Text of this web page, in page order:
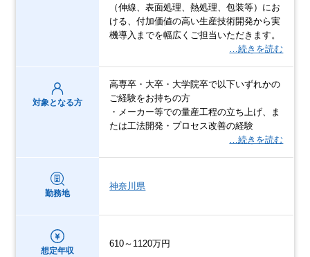
（伸線、表面処理、熱処理、包装等）にお
ける、付加価値の高い生産技術開発から実
機導入までを幅広くご担当いただきます。
…続きを読む
対象となる方
高専卒・大卒・大学院卒で以下いずれかの
ご経験をお持ちの方
・メーカー等での量産工程の立ち上げ、ま
たは工法開発・プロセス改善の経験
…続きを読む
勤務地
神奈川県
想定年収
610～1120万円